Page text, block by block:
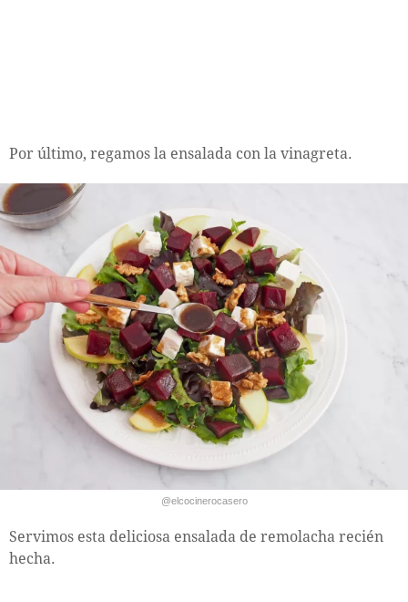
Por último, regamos la ensalada con la vinagreta.
@elcocinerocasero
Servimos esta deliciosa ensalada de remolacha recién
hecha.